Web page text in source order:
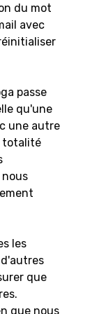
du mot
avec
passe
qu'une
une autre
totalité
les
que
que nous